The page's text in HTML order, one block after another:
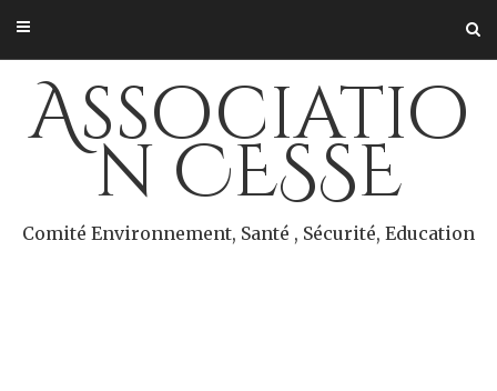
content
Associatio
n CESSE
Comité Environnement, Santé , Sécurité, Education